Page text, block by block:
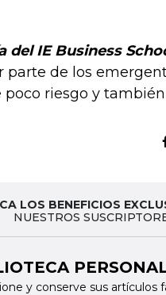
del IE Business
parte de los
riesgo y también
LOS BENEFICIOS
NUESTROS
y conserve sus artículos